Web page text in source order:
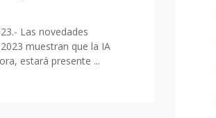
Las novedades
muestran que la IA
estará presente ...